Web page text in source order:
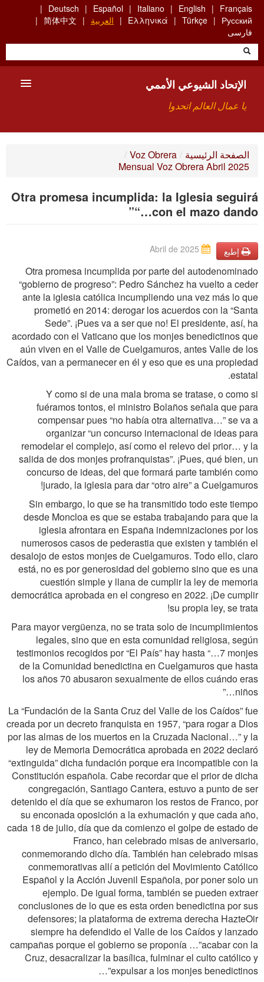
Skip
main
content
Français
English
Italiano
Español
Deutsch
Русский
Türkçe
Ελληνικά العربية
简体中文
فارسی
الإتحاد الشيوعي الأممي
يا عمال العالم اتحدوا
من نحن؟
بحث
الصفحة الرئيسية /
Voz Obrera
/
Mensual Voz Obrera Abril 2025
Otra promesa incumplida: la Iglesia seguirá
“…con el mazo dando”
إطبع
Otra promesa incumplida por parte del autodenominado
“gobierno de progreso”: Pedro Sánchez ha vuelto a ceder
ante la iglesia católica incumpliendo una vez más lo que
prometió en 2014: derogar los acuerdos con la “Santa
Sede”. ¡Pues va a ser que no! El presidente, así, ha
acordado con el Vaticano que los monjes benedictinos que
aún viven en el Valle de Cuelgamuros, antes Valle de los
Caídos, van a permanecer en él y eso que es una propiedad
estatal.
Y como si de una mala broma se tratase, o como si
fuéramos tontos, el ministro Bolaños señala que para
compensar pues “no había otra alternativa…” se va a
organizar “un concurso internacional de ideas para
remodelar el complejo, así como el relevo del prior… y la
salida de dos monjes profranquistas”. ¡Pues, qué bien, un
concurso de ideas, del que formará parte también como
jurado, la iglesia para dar “otro aire” a Cuelgamuros!
Sin embargo, lo que se ha transmitido todo este tiempo
desde Moncloa es que se estaba trabajando para que la
iglesia afrontara en España indemnizaciones por los
numerosos casos de pederastia que existen y también el
desalojo de estos monjes de Cuelgamuros. Todo ello, claro
está, no es por generosidad del gobierno sino que es una
cuestión simple y llana de cumplir la ley de memoria
democrática aprobada en el congreso en 2022. ¡De cumplir
su propia ley, se trata!
Para mayor vergüenza, no se trata solo de incumplimientos
legales, sino que en esta comunidad religiosa, según
testimonios recogidos por “El País” hay hasta “…7 monjes
de la Comunidad benedictina en Cuelgamuros que hasta
los años 70 abusaron sexualmente de ellos cuándo eras
niños…”
La “Fundación de la Santa Cruz del Valle de los Caídos” fue
creada por un decreto franquista en 1957, “para rogar a Dios
por las almas de los muertos en la Cruzada Nacional…” y la
ley de Memoria Democrática aprobada en 2022 declaró
“extinguida” dicha fundación porque era incompatible con la
Constitución española. Cabe recordar que el prior de dicha
congregación, Santiago Cantera, estuvo a punto de ser
detenido el día que se exhumaron los restos de Franco, por
su enconada oposición a la exhumación y que cada año,
cada 18 de julio, día que da comienzo el golpe de estado de
Franco, han celebrado misas de aniversario,
conmemorando dicho día. También han celebrado misas
conmemorativas allí a petición del Movimiento Católico
Español y la Acción Juvenil Española, por poner solo un
ejemplo. De igual forma, también se pueden extraer
conclusiones de lo que es esta orden benedictina por sus
defensores; la plataforma de extrema derecha HazteOir
siempre ha defendido el Valle de los Caídos y lanzado
campañas porque el gobierno se proponía …”acabar con la
Cruz, desacralizar la basílica, fulminar el culto católico y
expulsar a los monjes benedictinos”…